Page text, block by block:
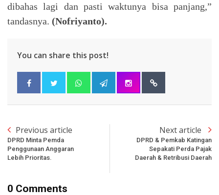
dibahas lagi dan pasti waktunya bisa panjang,”
tandasnya. (Nofriyanto).
You can share this post!
Previous article
DPRD Minta Pemda
Penggunaan Anggaran
Lebih Prioritas.
Next article
DPRD & Pemkab Katingan
Sepakati Perda Pajak
Daerah & Retribusi Daerah
0 Comments